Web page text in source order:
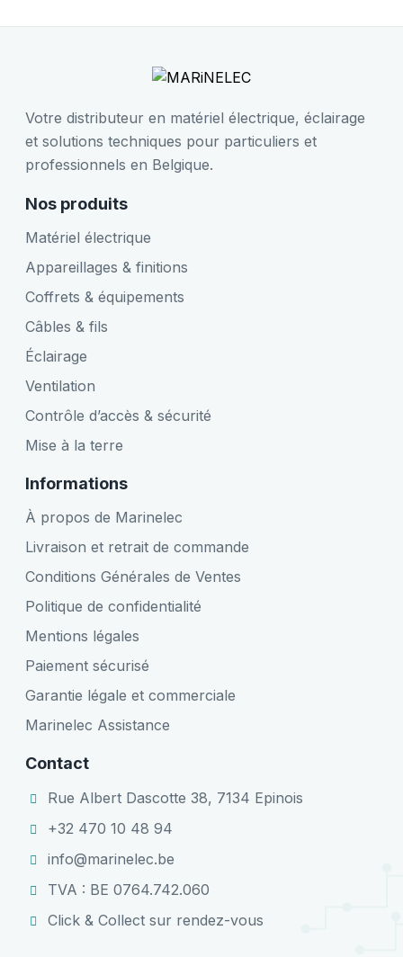
Votre distributeur en matériel électrique, éclairage
et solutions techniques pour particuliers et
professionnels en Belgique.
Nos produits
Matériel électrique
Appareillages & finitions
Coffrets & équipements
Câbles & fils
Éclairage
Ventilation
Contrôle d’accès & sécurité
Mise à la terre
Informations
À propos de Marinelec
Livraison et retrait de commande
Conditions Générales de Ventes
Politique de confidentialité
Mentions légales
Paiement sécurisé
Garantie légale et commerciale
Marinelec Assistance
Contact
Rue Albert Dascotte 38, 7134 Epinois
+32 470 10 48 94
info@marinelec.be
TVA : BE 0764.742.060
Click & Collect sur rendez-vous